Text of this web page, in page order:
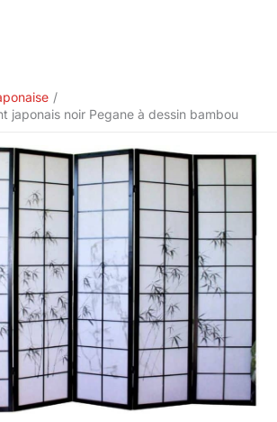
japonais noir Pegane à dessin bambou